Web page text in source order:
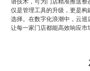
电子合同
购物中心
美容养生
岗位招聘
仅是管理工具的升级，更是
选择。在数字化浪潮中，云巡
让每一家门店都能高效响应市